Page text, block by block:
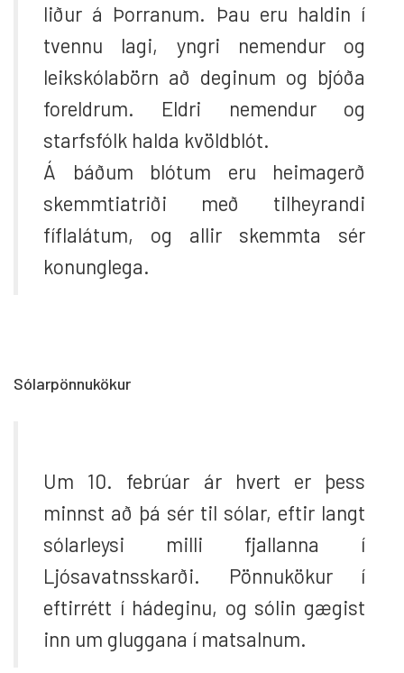
liður á Þorranum. Þau eru haldin í
tvennu lagi, yngri nemendur og
leikskólabörn að deginum og bjóða
foreldrum. Eldri nemendur og
starfsfólk halda kvöldblót.
Á báðum blótum eru heimagerð
skemmtiatriði með tilheyrandi
fíflalátum, og allir skemmta sér
konunglega.
Sólarpönnukökur
Um 10. febrúar ár hvert er þess
minnst að þá sér til sólar, eftir langt
sólarleysi milli fjallanna í
Ljósavatnsskarði. Pönnukökur í
eftirrétt í hádeginu, og sólin gægist
inn um gluggana í matsalnum.